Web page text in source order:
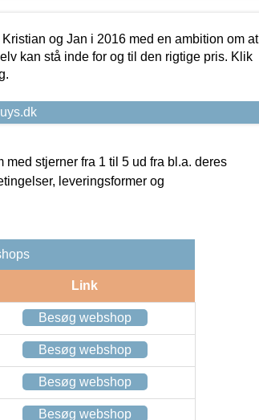
og Jan i 2016 med en ambition om at
kan stå inde for og til den rigtige pris. Klik
stjerner fra 1 til 5 ud fra bl.a. deres
leveringsformer og
Link
Besøg webshop
Besøg webshop
Besøg webshop
Besøg webshop